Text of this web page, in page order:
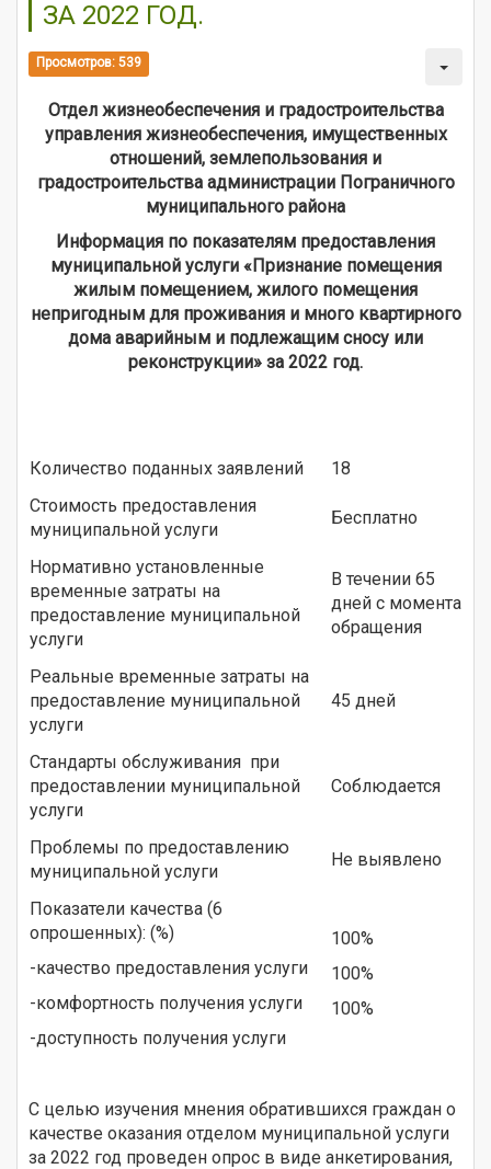
ЗА 2022 ГОД.
Просмотров: 539
Отдел жизнеобеспечения и градостроительства
управления жизнеобеспечения, имущественных
отношений, землепользования и
градостроительства администрации Пограничного
муниципального района
Информация по показателям предоставления
муниципальной услуги «Признание помещения
жилым помещением, жилого помещения
непригодным для проживания и много квартирного
дома аварийным и подлежащим сносу или
реконструкции» за 2022 год.
Количество поданных заявлений
18
Стоимость предоставления
муниципальной услуги
Бесплатно
Нормативно установленные
временные затраты на
предоставление муниципальной
услуги
В течении 65
дней с момента
обращения
Реальные временные затраты на
предоставление муниципальной
услуги
45 дней
Стандарты обслуживания при
предоставлении муниципальной
услуги
Соблюдается
Проблемы по предоставлению
муниципальной услуги
Не выявлено
Показатели качества (6
опрошенных): (%)
-качество предоставления услуги
-комфортность получения услуги
-доступность получения услуги
100%
100%
100%
С целью изучения мнения обратившихся граждан о
качестве оказания отделом муниципальной услуги
за 2022 год проведен опрос в виде анкетирования,